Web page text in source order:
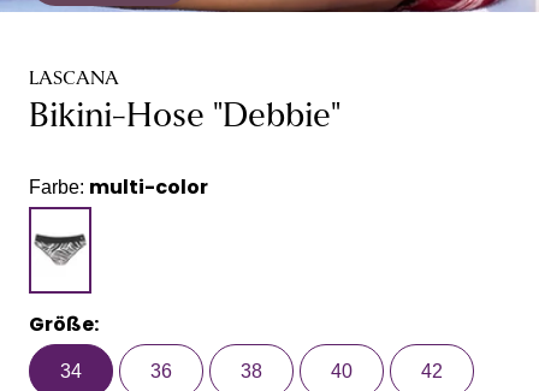
LASCANA
Bikini-Hose "Debbie"
Farbe: multi-color
Größe:
34 36 38 40 42